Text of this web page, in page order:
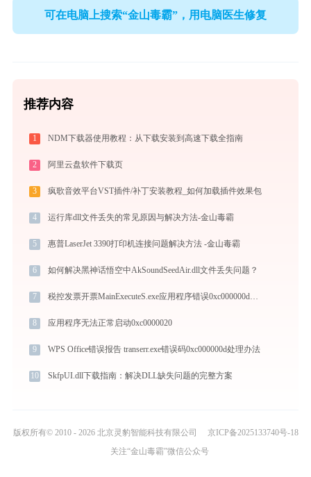
可在电脑上搜索“金山毒霸”，用电脑医生修复
推荐内容
1 NDM下载器使用教程：从下载安装到高速下载全指南
2 阿里云盘软件下载页
3 疯歌音效平台VST插件/补丁安装教程_如何加载插件效果包
4 运行库dll文件丢失的常见原因与解决方法-金山毒霸
5 惠普LaserJet 3390打印机连接问题解决方法 -金山毒霸
6 如何解决黑神话悟空中AkSoundSeedAir.dll文件丢失问题？
7 税控发票开票MainExecuteS.exe应用程序错误0xc000000d解决方法
8 应用程序无法正常启动0xc0000020
9 WPS Office错误报告 transerr.exe错误码0xc000000d处理办法
10 SkfpUI.dll下载指南：解决DLL缺失问题的完整方案
版权所有© 2010 - 2026 北京灵豹智能科技有限公司
京ICP备2025133740号-18
关注“金山毒霸”微信公众号